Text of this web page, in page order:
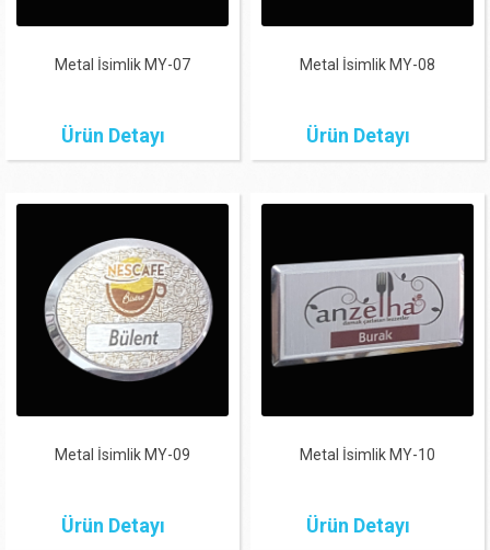
Metal İsimlik MY-07
Ürün Detayı
Metal İsimlik MY-08
Ürün Detayı
Metal İsimlik MY-09
Ürün Detayı
Metal İsimlik MY-10
Ürün Detayı